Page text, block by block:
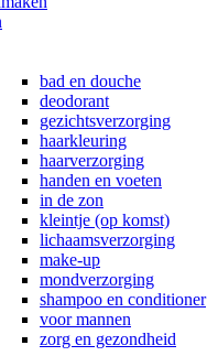
bad en douche
deodorant
gezichtsverzorging
haarkleuring
haarverzorging
handen en voeten
in de zon
kleintje (op komst)
lichaamsverzorging
make-up
mondverzorging
shampoo en conditioner
voor mannen
zorg en gezondheid